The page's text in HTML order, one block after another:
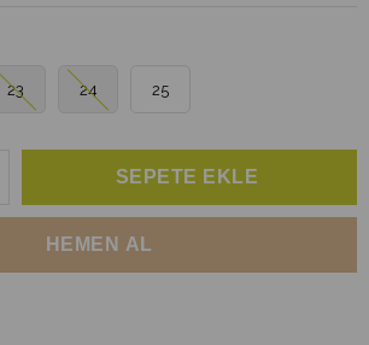
23 24 25